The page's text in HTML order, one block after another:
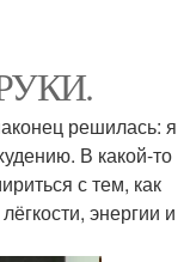
РУКИ.
решилась: я
В какой-то
с тем, как
энергии и